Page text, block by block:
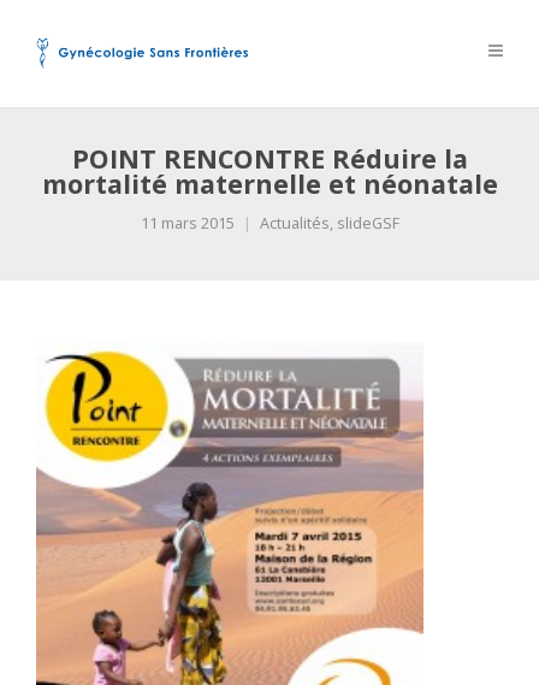
POINT RENCONTRE Réduire la
mortalité maternelle et néonatale
11 mars 2015 Actualités, slideGSF